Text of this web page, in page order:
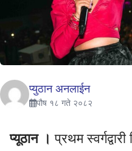
प्युठान अनलाईन
पौष १८ गते २०८२
प्यूठान ।प्रथम